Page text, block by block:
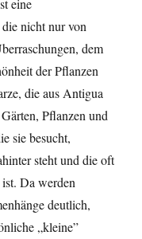
eine
nicht nur von
dem
der Pflanzen
die aus Antigua
Pflanzen und
sie besucht,
steht und die oft
Da werden
deutlich,
„kleine”